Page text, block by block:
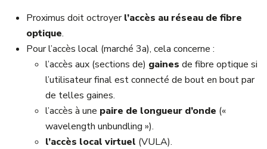
Proximus doit octroyerl’accès au réseau de fibre
optique.
Pour l’accès local (marché 3a), cela concerne :
l’accès aux (sections de) gaines de fibre optique si
l’utilisateur final est connecté de bout en bout par
de telles gaines.
l’accès à une paire de longueur d’onde («
wavelength unbundling »).
l’accès local virtuel (VULA).